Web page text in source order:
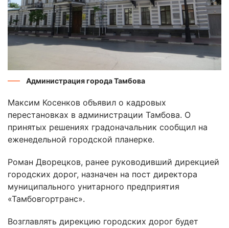
Администрация города Тамбова
Максим Косенков объявил о кадровых
перестановках в администрации Тамбова. О
принятых решениях градоначальник сообщил на
еженедельной городской планерке.
Роман Дворецков, ранее руководивший дирекцией
городских дорог, назначен на пост директора
муниципального унитарного предприятия
«Тамбовгортранс».
Возглавлять дирекцию городских дорог будет